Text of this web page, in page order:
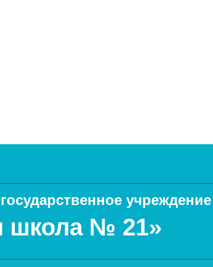
учреждение
школа № 21»